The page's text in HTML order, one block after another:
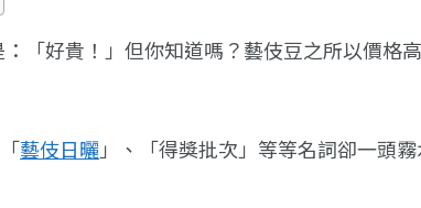
：「好貴！」但你知道嗎？藝伎豆之所以價
藝伎日曬」、「得獎批次」等等名詞卻一頭